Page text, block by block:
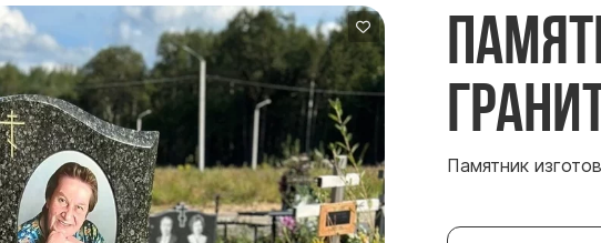
Памятник